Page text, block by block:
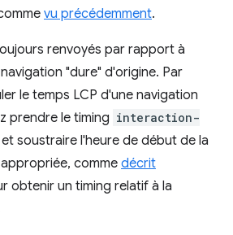
vu précédemment.
renvoyés par rapport à
"dure" d'origine. Par
le temps LCP d'une navigation
prendre le timing interaction-
et soustraire l'heure de début de la
comme décrit
obtenir un timing relatif à la